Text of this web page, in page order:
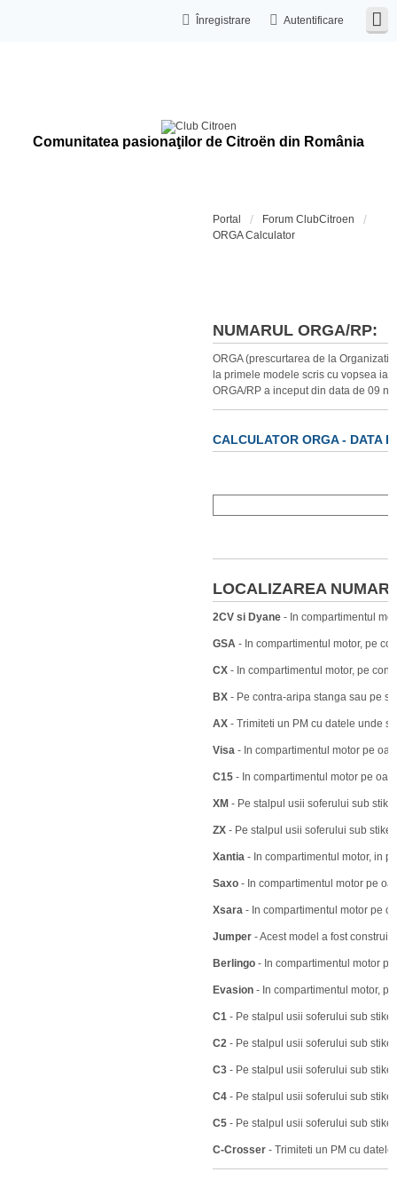
Autentificare
Înregistrare
Comunitatea pasionaţilor de Citroën din România
Portal
Forum ClubCitroen
ORGA Calculator
NUMARUL ORGA/RP:
ORGA (prescurtarea de la
la primele modele scris cu vopsea
ORGA/RP a inceput din data de 09
CALCULATOR ORGA - DATA
LOCALIZAREA
2CV si Dyane - In compartimentul
GSA - In compartimentul motor, pe
CX - In compartimentul motor, pe
BX - Pe contra-aripa stanga sau pe
AX - Trimiteti un PM cu datele unde
Visa - In compartimentul motor pe
C15 - In compartimentul motor pe
XM - Pe stalpul usii soferului sub
ZX - Pe stalpul usii soferului sub
Xantia - In compartimentul motor, in
Saxo - In compartimentul motor pe
Xsara - In compartimentul motor pe
Jumper - Acest model a fost construit
Berlingo - In compartimentul motor
Evasion - In compartimentul motor,
C1 - Pe stalpul usii soferului sub
C2 - Pe stalpul usii soferului sub
C3 - Pe stalpul usii soferului sub
C4 - Pe stalpul usii soferului sub
C5 - Pe stalpul usii soferului sub
C-Crosser - Trimiteti un PM cu